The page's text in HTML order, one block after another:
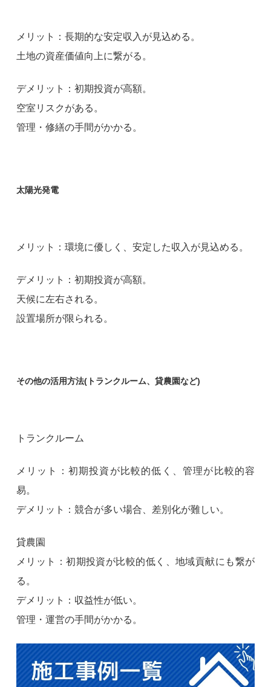
メリット：長期的な安定収入が見込める。
土地の資産価値向上に繋がる。
デメリット：初期投資が高額。
空室リスクがある。
管理・修繕の手間がかかる。
太陽光発電
メリット：環境に優しく、安定した収入が見込める。
デメリット：初期投資が高額。
天候に左右される。
設置場所が限られる。
その他の活用方法(トランクルーム、貸農園など)
トランクルーム
メリット：初期投資が比較的低く、管理が比較的容
易。
デメリット：競合が多い場合、差別化が難しい。
貸農園
メリット：初期投資が比較的低く、地域貢献にも繋が
る。
デメリット：収益性が低い。
管理・運営の手間がかかる。